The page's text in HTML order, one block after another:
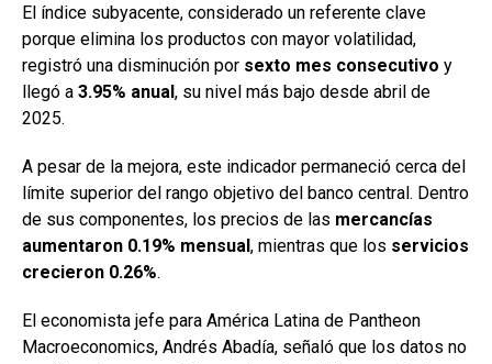
El índice subyacente, considerado un referente clave
porque elimina los productos con mayor volatilidad,
registró una disminución por sexto mes consecutivo y
llegó a 3.95% anual, su nivel más bajo desde abril de
2025.
A pesar de la mejora, este indicador permaneció cerca del
límite superior del rango objetivo del banco central. Dentro
de sus componentes, los precios de las mercancías
aumentaron 0.19% mensual, mientras que los servicios
crecieron 0.26%.
El economista jefe para América Latina de Pantheon
Macroeconomics, Andrés Abadía, señaló que los datos no